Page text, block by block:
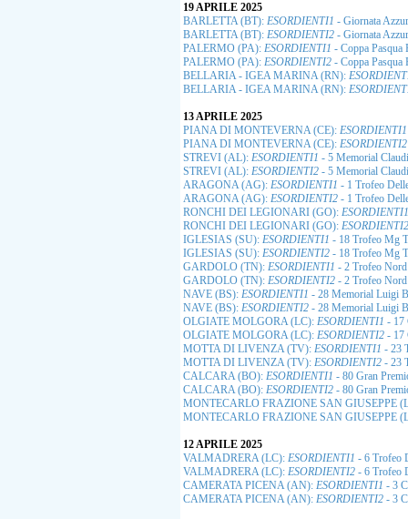
19 APRILE 2025
BARLETTA (BT): ESORDIENTI1 - Giornata
BARLETTA (BT): ESORDIENTI2 - Giornata
PALERMO (PA): ESORDIENTI1 - Coppa Pasqua
PALERMO (PA): ESORDIENTI2 - Coppa Pasqua
BELLARIA - IGEA MARINA (RN):
BELLARIA - IGEA MARINA (RN):
13 APRILE 2025
PIANA DI MONTEVERNA (CE): ESORDIENTI1
PIANA DI MONTEVERNA (CE): ESORDIENTI2
STREVI (AL): ESORDIENTI1 - 5 Memorial
STREVI (AL): ESORDIENTI2 - 5 Memorial
ARAGONA (AG): ESORDIENTI1 - 1 Trofeo
ARAGONA (AG): ESORDIENTI2 - 1 Trofeo
RONCHI DEI LEGIONARI (GO): ESORDIENTI1
RONCHI DEI LEGIONARI (GO): ESORDIENTI2
IGLESIAS (SU): ESORDIENTI1 - 18 Trofeo Mg
IGLESIAS (SU): ESORDIENTI2 - 18 Trofeo Mg
GARDOLO (TN): ESORDIENTI1 - 2 Trofeo Nord
GARDOLO (TN): ESORDIENTI2 - 2 Trofeo Nord
NAVE (BS): ESORDIENTI1 - 28 Memorial Luigi
NAVE (BS): ESORDIENTI2 - 28 Memorial Luigi
OLGIATE MOLGORA (LC): ESORDIENTI1 - 17
OLGIATE MOLGORA (LC): ESORDIENTI2 - 17
MOTTA DI LIVENZA (TV): ESORDIENTI1 - 23
MOTTA DI LIVENZA (TV): ESORDIENTI2 - 23
CALCARA (BO): ESORDIENTI1 - 80 Gran
CALCARA (BO): ESORDIENTI2 - 80 Gran
MONTECARLO FRAZIONE SAN GIUSEPPE
MONTECARLO FRAZIONE SAN GIUSEPPE
12 APRILE 2025
VALMADRERA (LC): ESORDIENTI1 - 6 Trofeo
VALMADRERA (LC): ESORDIENTI2 - 6 Trofeo
CAMERATA PICENA (AN): ESORDIENTI1 - 3
CAMERATA PICENA (AN): ESORDIENTI2 - 3